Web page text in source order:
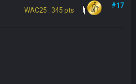
WAC25 : 345 pts
#17